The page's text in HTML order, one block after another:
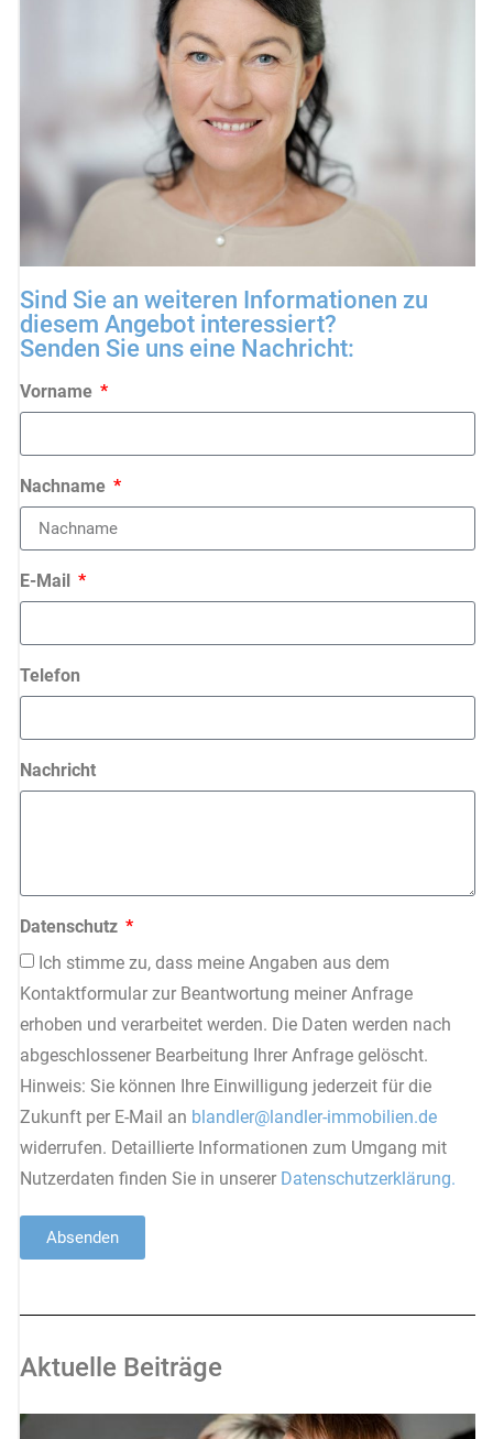
Sind Sie an weiteren Informationen zu
diesem Angebot interessiert?
Senden Sie uns eine Nachricht:
Vorname
Nachname
E-Mail
Telefon
Nachricht
Datenschutz
Ich stimme zu, dass meine Angaben aus dem
Kontaktformular zur Beantwortung meiner Anfrage
erhoben und verarbeitet werden. Die Daten werden nach
abgeschlossener Bearbeitung Ihrer Anfrage gelöscht.
Hinweis: Sie können Ihre Einwilligung jederzeit für die
Zukunft per E-Mail an blandler@landler-immobilien.de
widerrufen. Detaillierte Informationen zum Umgang mit
Nutzerdaten finden Sie in unserer Datenschutzerklärung.
Absenden
Aktuelle Beiträge